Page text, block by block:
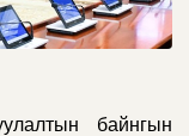
байнгын